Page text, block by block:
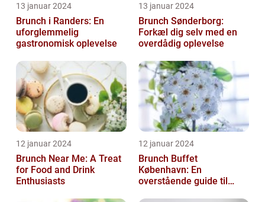
13 januar 2024
Brunch i Randers: En
uforglemmelig
gastronomisk oplevelse
13 januar 2024
Brunch Sønderborg:
Forkæl dig selv med en
overdådig oplevelse
12 januar 2024
Brunch Near Me: A Treat
for Food and Drink
Enthusiasts
12 januar 2024
Brunch Buffet
København: En
overstående guide til